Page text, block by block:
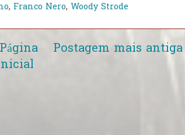
, Franco Nero, Woody Strode
Postagem mais antiga
Página